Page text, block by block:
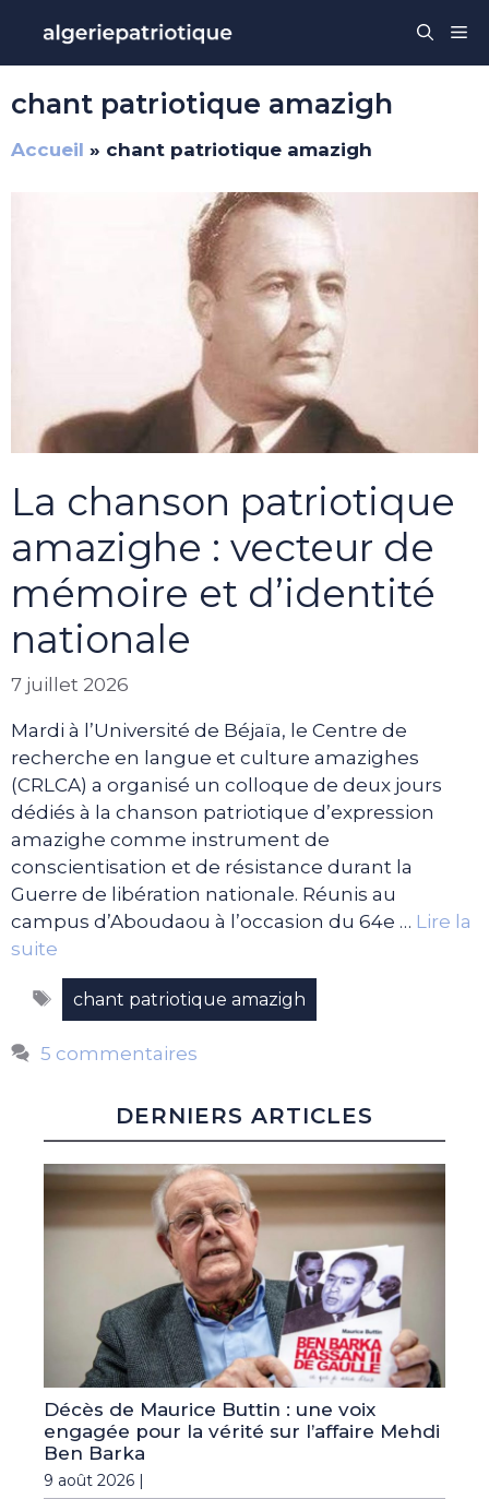
contenu
chant patriotique amazigh
Accueil » chant patriotique amazigh
La chanson patriotique
amazighe : vecteur de
mémoire et d’identité
nationale
7 juillet 2026
Mardi à l’Université de Béjaïa, le Centre de
recherche en langue et culture amazighes
(CRLCA) a organisé un colloque de deux jours
dédiés à la chanson patriotique d’expression
amazighe comme instrument de
conscientisation et de résistance durant la
Guerre de libération nationale. Réunis au
campus d’Aboudaou à l’occasion du 64e … Lire la
suite
Étiquettes
chant patriotique amazigh
5 commentaires
DERNIERS ARTICLES
Décès de Maurice Buttin : une voix
engagée pour la vérité sur l’affaire Mehdi
Ben Barka
9 août 2026 |